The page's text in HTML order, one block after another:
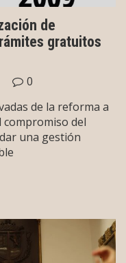
de
gratuitos
0
de la reforma a
compromiso del
una gestión